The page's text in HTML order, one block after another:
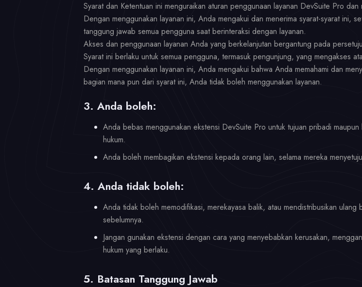
Syarat dan Ketentuan ini menguraikan aturan penggunaan layanan DevSuite Pro
Dengan menggunakan layanan ini, Anda mengakui dan menerima syarat-syarat ini,
tanggung jawab semua pengguna saat berinteraksi dengan layanan.
Akses dan penggunaan layanan Anda yang berkelanjutan bergantung pada
Syarat ini berlaku untuk semua pengguna, termasuk pengunjung, yang mengakses
Dengan menggunakan layanan ini, Anda mengakui bahwa Anda memahami dan
bagian mana pun dari syarat ini, Anda tidak boleh menggunakan layanan.
3. Anda boleh:
Anda bebas menggunakan ekstensi DevSuite Pro untuk tujuan pribadi
hukum.
Anda boleh membagikan ekstensi kepada orang lain, selama mereka
4. Anda tidak boleh:
Anda tidak boleh memodifikasi, merekayasa balik, atau mendistribusikan
sebelumnya.
Jangan gunakan ekstensi dengan cara yang menyebabkan kerusakan,
hukum yang berlaku.
5. Batasan Tanggung Jawab